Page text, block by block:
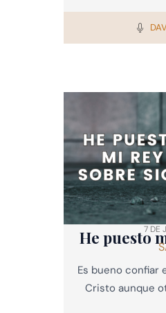
7 DE
He puesto
Es bueno confiar
Cristo aunque